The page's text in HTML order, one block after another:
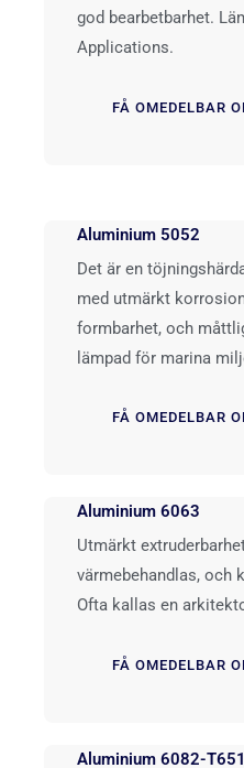
god bearbetbarhet.
Applications.
FÅ OMEDELBAR
Aluminium 5052
Det är en
med utmärkt
formbarhet, och
lämpad för marina
FÅ OMEDELBAR
Aluminium 6063
Utmärkt
värmebehandlas, och
Ofta kallas en
FÅ OMEDELBAR
Aluminium 6082-T651